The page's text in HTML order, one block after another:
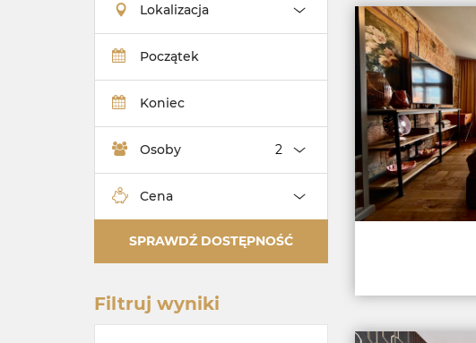
Lokalizacja
Początek
Koniec
Osoby
Cena
SPRAWDŹ DOSTĘPNOŚĆ
Filtruj wyniki